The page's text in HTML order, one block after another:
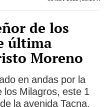
de los
última
Moreno
en andas por la
los Milagros, este 1
la avenida Tacna.